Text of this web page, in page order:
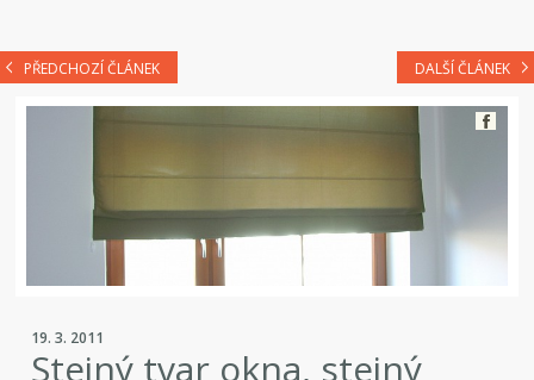
PŘEDCHOZÍ ČLÁNEK DALŠÍ ČLÁNEK
19. 3. 2011
Stejný tvar okna, stejný